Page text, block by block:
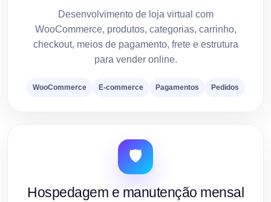
Desenvolvimento de loja virtual com
WooCommerce, produtos, categorias, carrinho,
checkout, meios de pagamento, frete e estrutura
para vender online.
WooCommerce E-commerce Pagamentos Pedidos
🛡️
Hospedagem e manutenção mensal